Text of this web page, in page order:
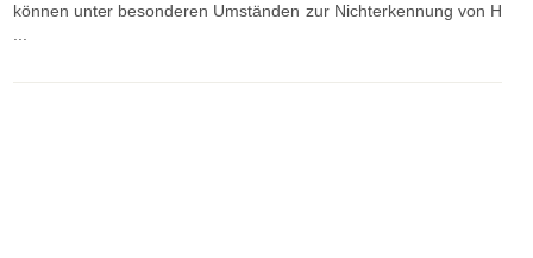
können unter besonderen Umständen zur Nichterkennung von H